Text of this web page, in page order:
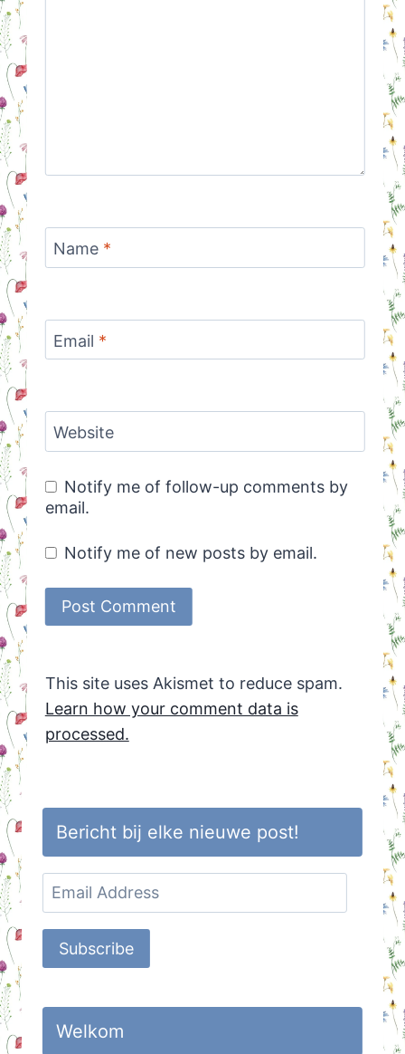
Name *
Email *
Website
Notify me of follow-up comments by
email.
Notify me of new posts by email.
This site uses Akismet to reduce spam.
Learn how your comment data is
processed.
Bericht bij elke nieuwe post!
Email
Address
Subscribe
Welkom